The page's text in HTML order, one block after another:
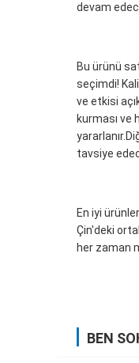
devam
Bu ürünü
seçimdi!
ve etkisi
kurması ve
tavsiye
En iyi
Çin'deki
her zaman
BEN